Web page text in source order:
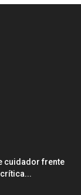
cuidador frente